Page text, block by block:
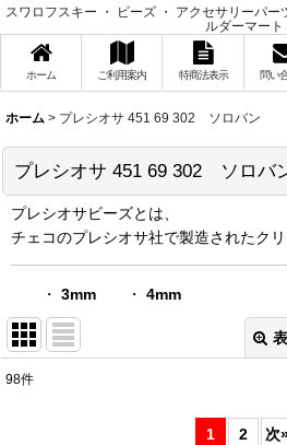
スワロフスキー ・ ビーズ ・ アクセサリーパ
ルダーマート
ホーム ご利用案内 特商法表示 問い
ホーム > プレシオサ 451 69 302 ソロバン
プレシオサ 451 69 302 ソロバ
プレシオサビーズとは、
チェコのプレシオサ社で製造されたク
・ 3mm ・ 4mm
98件
1 2 次